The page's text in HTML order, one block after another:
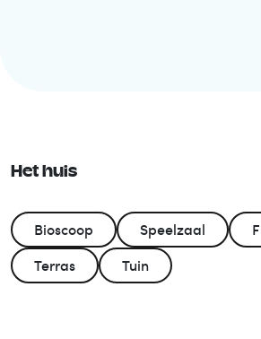
Het huis
Bioscoop Speelzaal
Terras
Tuin